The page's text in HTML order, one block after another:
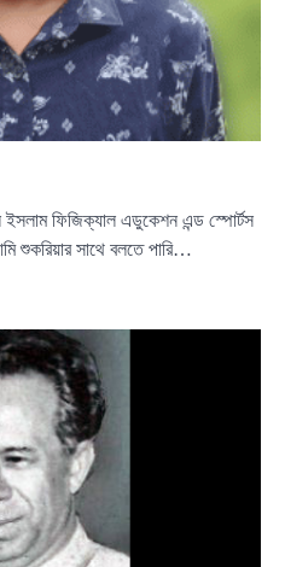
ফিজিক্যাল এডুকেশন এন্ড স্পোর্টস
শুকরিয়ার সাথে বলতে পারি…